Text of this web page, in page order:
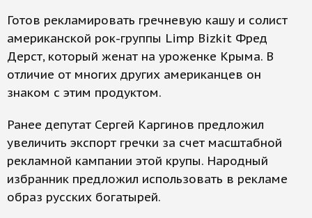
Готов рекламировать гречневую кашу и солист
американской рок-группы Limp Bizkit Фред
Дерст, который женат на уроженке Крыма. В
отличие от многих других американцев он
знаком с этим продуктом.
Ранее депутат Сергей Каргинов предложил
увеличить экспорт гречки за счет масштабной
рекламной кампании этой крупы. Народный
избранник предложил использовать в рекламе
образ русских богатырей.